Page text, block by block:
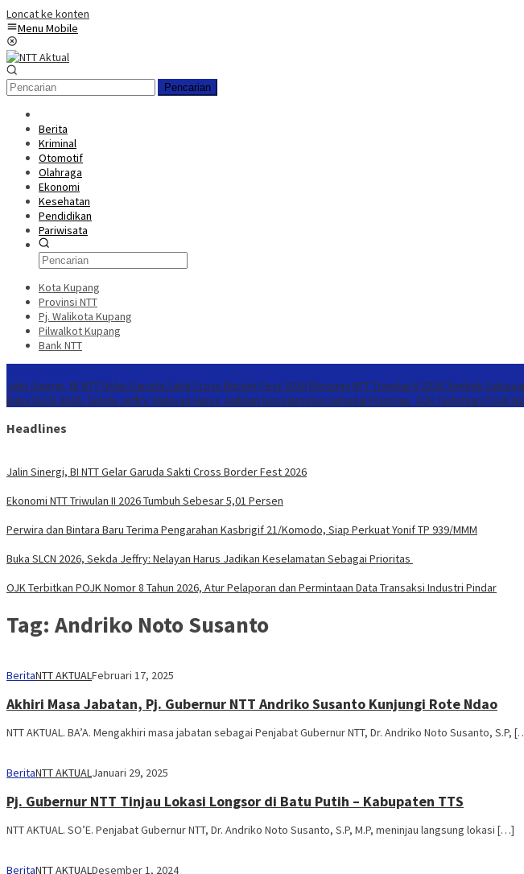
Loncat ke konten
Menu Mobile
Pencarian
Berita
Kriminal
Otomotif
Olahraga
Ekonomi
Kesehatan
Pendidikan
Pariwisata
Kota Kupang
Provinsi NTT
Pj. Walikota Kupang
Pilwalkot Kupang
Bank NTT
Jalin Sinergi, BI NTT Gelar Garuda Sakti Cross Border Fest 2026 Ekonomi NTT Triwulan II 2026 Tumbuh
Buka SLCN 2026, Sekda Jeffry: Nelayan Harus Jadikan Keselamatan Sebagai Prioritas OJK Terbitkan POJK
Headlines
Jalin Sinergi, BI NTT Gelar Garuda Sakti Cross Border Fest 2026
Ekonomi NTT Triwulan II 2026 Tumbuh Sebesar 5,01 Persen
Perwira dan Bintara Baru Terima Pengarahan Kasbrigif 21/Komodo, Siap Perkuat Yonif TP 939/MMM
Buka SLCN 2026, Sekda Jeffry: Nelayan Harus Jadikan Keselamatan Sebagai Prioritas
OJK Terbitkan POJK Nomor 8 Tahun 2026, Atur Pelaporan dan Permintaan Data Transaksi Industri Pindar
Tag: Andriko Noto Susanto
BeritaNTT AKTUALFebruari 17, 2025
Akhiri Masa Jabatan, Pj. Gubernur NTT Andriko Susanto Kunjungi Rote Ndao
NTT AKTUAL. BA’A. Mengakhiri masa jabatan sebagai Penjabat Gubernur NTT, Dr. Andriko Noto Susanto, S.P,
BeritaNTT AKTUALJanuari 29, 2025
Pj. Gubernur NTT Tinjau Lokasi Longsor di Batu Putih – Kabupaten TTS
NTT AKTUAL. SO’E. Penjabat Gubernur NTT, Dr. Andriko Noto Susanto, S.P, M.P, meninjau langsung lokasi […]
BeritaNTT AKTUALDesember 1, 2024